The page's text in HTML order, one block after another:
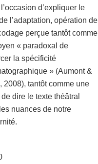
d’expliquer le
l’adaptation, opération de
perçue tantôt comme
« paradoxal de
la spécificité
» (Aumont &
2008), tantôt comme une
dire le texte théâtral
nuances de notre